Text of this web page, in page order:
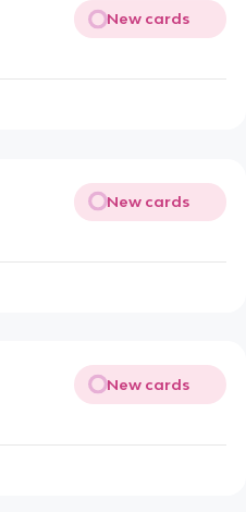
New cards
New cards
New cards